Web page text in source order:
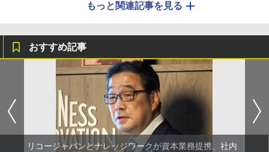
もっと関連記事を見る
おすすめ記事
リコージャパンとナレッジワークが資本業務提携、社内